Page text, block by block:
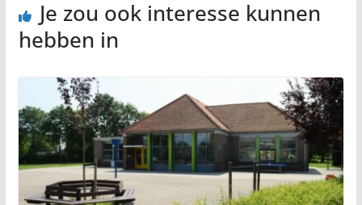
Je zou ook interesse kunnen
hebben in